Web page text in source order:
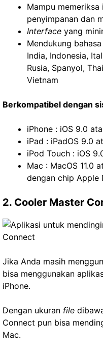
Mampu
penyimpanan dan
Interface yang
Mendukung
India, Indonesia,
Rusia, Spanyol,
Vietnam
Berkompatibel dengan
iPhone : iOS 9.0
iPad : iPadOS 9.0
iPod Touch : iOS
Mac : MacOS 11.0
dengan chip Apple
2. Cooler Master
Jika Anda masih
bisa menggunakan
iPhone.
Dengan ukuran file
Connect pun bisa
Mac.